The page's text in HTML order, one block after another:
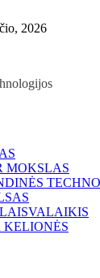
2026
MOKSLAS